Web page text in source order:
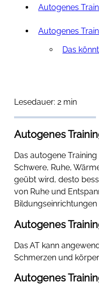
Autogenes
Autogenes
Das
Lesedauer: 2 min
Autogenes
Das autogene
Schwere, Ruhe,
geübt wird, desto
von Ruhe und
Autogenes
Das AT kann
Schmerzen und
Autogenes